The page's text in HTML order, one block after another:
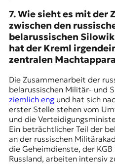
7. Wie sieht es mit der
zwischen den
belarussischen
hat der Kreml
zentralen
Die Zusammenarbeit der
belarussischen Militär- und
ziemlich engund hat sich
erster Stelle stehen vom
und die
Ein beträchtlicher Teil der
an der russischen
die Geheimdienste, der KGB
Russland, arbeiten intensiv